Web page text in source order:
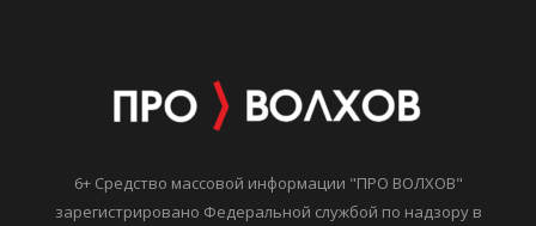
6+ Средство массовой информации "ПРО ВОЛХОВ"
зарегистрировано Федеральной службой по надзору в